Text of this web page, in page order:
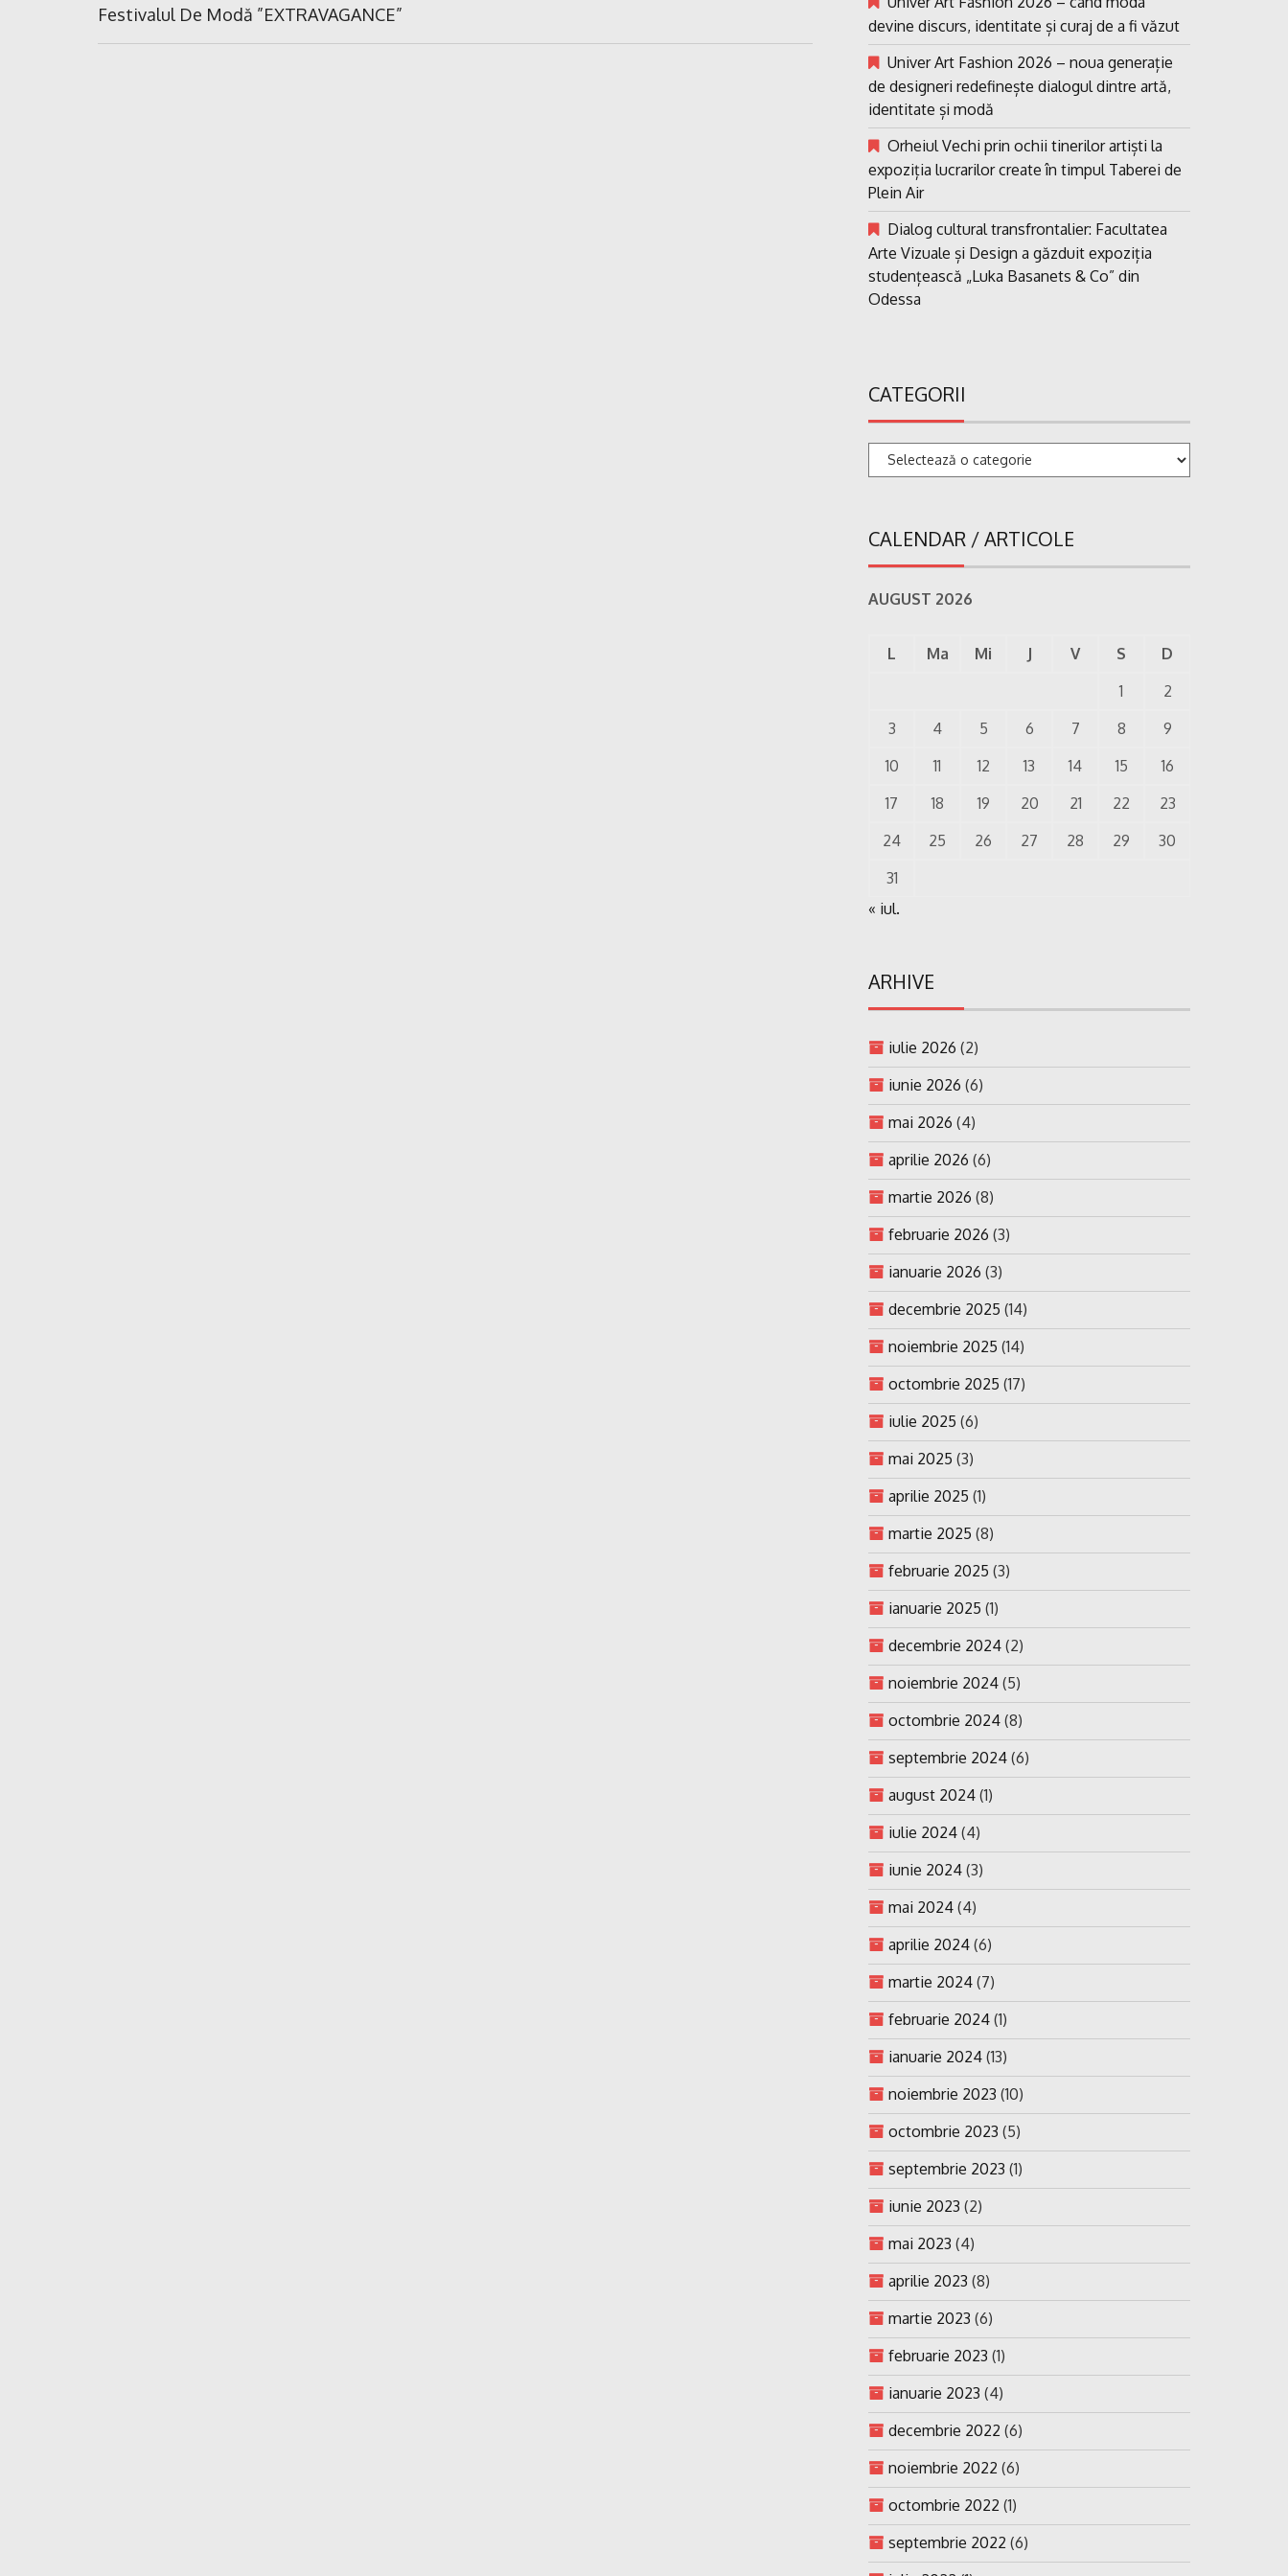
în
articole
Previous
Post:
Festivalul De Modă ”EXTRAVAGANCE”
devine discurs, identitate și curaj de a fi văzut
Univer Art Fashion 2026 – noua generație
de designeri redefinește dialogul dintre artă,
identitate și modă
Orheiul Vechi prin ochii tinerilor artiști la
expoziția lucrarilor create în timpul Taberei de
Plein Air
Dialog cultural transfrontalier: Facultatea
Arte Vizuale și Design a găzduit expoziția
studențească „Luka Basanets & Co” din
Odessa
CATEGORII
Categorii
CALENDAR / ARTICOLE
AUGUST 2026
L Ma Mi J V S
D
1
2
3
4 5 6 7 8
9
10
11 12 13 14 15
16
17
18 19 20 21 22
23
24
25 26 27 28 29
30
31
« iul.
ARHIVE
iulie 2026 (2)
iunie 2026 (6)
mai 2026 (4)
aprilie 2026 (6)
martie 2026 (8)
februarie 2026 (3)
ianuarie 2026 (3)
decembrie 2025 (14)
noiembrie 2025 (14)
octombrie 2025 (17)
iulie 2025 (6)
mai 2025 (3)
aprilie 2025 (1)
martie 2025 (8)
februarie 2025 (3)
ianuarie 2025 (1)
decembrie 2024 (2)
noiembrie 2024 (5)
octombrie 2024 (8)
septembrie 2024 (6)
august 2024 (1)
iulie 2024 (4)
iunie 2024 (3)
mai 2024 (4)
aprilie 2024 (6)
martie 2024 (7)
februarie 2024 (1)
ianuarie 2024 (13)
noiembrie 2023 (10)
octombrie 2023 (5)
septembrie 2023 (1)
iunie 2023 (2)
mai 2023 (4)
aprilie 2023 (8)
martie 2023 (6)
februarie 2023 (1)
ianuarie 2023 (4)
decembrie 2022 (6)
noiembrie 2022 (6)
octombrie 2022 (1)
septembrie 2022 (6)